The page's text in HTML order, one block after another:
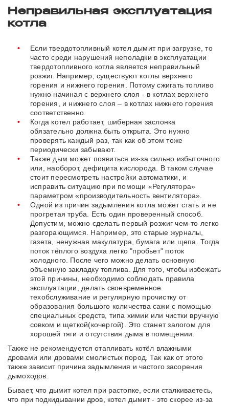
Неправильная эксплуатация
котла
Если твердотопливный котел дымит при загрузке, то
часто среди нарушений неполадки в эксплуатации
твердотопливного котла является неправильный
розжиг. Например, существуют котлы верхнего
горения и нижнего горения. Потому сжигать топливо
нужно начиная с верхнего слоя - в котлах верхнего
горения, и нижнего слоя – в котлах нижнего горения
соответственно.
Когда котел работает, шиберная заслонка
обязательно должна быть открыта. Это нужно
проверять каждый раз, так как об этом тоже
периодически забывают.
Также дым может появиться из-за сильно избыточного
или, наоборот, дефицита кислорода. В таком случае
стоит пересмотреть настройки автоматики, и
исправить ситуацию при помощи «Регулятора»
параметром «производительность вентилятора».
Одной из причин задымления котла может стать и не
прогретая труба. Есть один проверенный способ.
Допустим, можно сделать первый розжиг чем-то легко
разгорающимся. Например, это старые журналы,
газета, ненужная макулатура, бумага или щепа. Тогда
поток тёплого воздуха легко "пробьет" поток
холодного. После чего можно делать основную
объемную закладку топлива. Для того, чтобы избежать
этой причины, необходимо соблюдать правила
эксплуатации, делать своевременное
техобслуживание и регулярную прочистку от
образования большого количества сажи с помощью
специальных средств, типа химии или чистки вручную
совком и щеткой(кочергой). Это станет залогом для
хорошей тяги и отсутствия дыма в помещении.
Также не рекомендуется отапливать котёл влажными
дровами или дровами смолистых пород. Так как от этого
также зависит причина задымления и частого засорения
дымоходов.
Бывает, что дымит котел при растопке, если сталкиваетесь,
что при подкидывании дров, котел дымит - это скорее из-за